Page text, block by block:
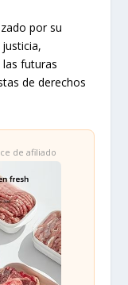
por su
futuras
de derechos
de afiliado